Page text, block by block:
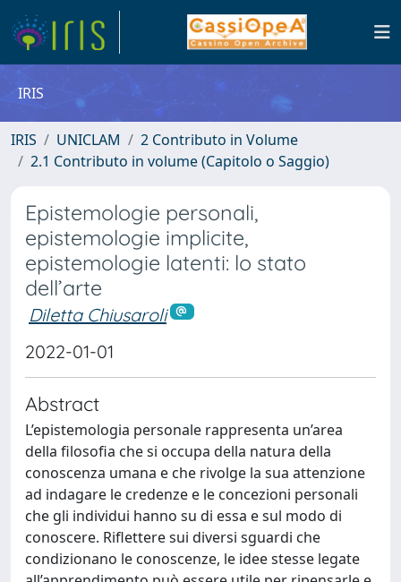
IRIS
IRIS UNICLAM
2 Contributo in Volume
2.1 Contributo in volume (Capitolo o Saggio)
Epistemologie personali,
epistemologie implicite,
epistemologie latenti: lo stato
dell’arte
Diletta Chiusaroli
2022-01-01
Abstract
L’epistemologia personale rappresenta un’area
della filosofia che si occupa della natura della
conoscenza umana e che rivolge la sua attenzione
ad indagare le credenze e le concezioni personali
che gli individui hanno su di essa e sul modo di
conoscere. Riflettere sui diversi sguardi che
condizionano le conoscenze, le idee stesse legate